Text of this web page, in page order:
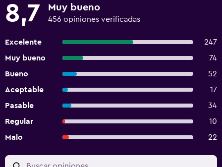
8,7 Muy bueno
456 opiniones verificadas
Excelente
247
Muy bueno
74
Bueno
52
Aceptable
17
Pasable
34
Regular
10
Malo
22